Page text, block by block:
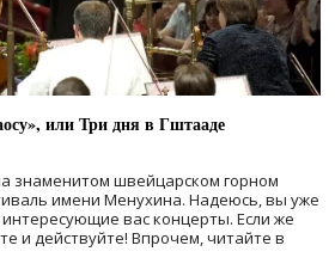
или Три дня в Гштааде
знаменитом швейцарском горном
имени Менухина. Надеюсь, вы уже
вас концерты. Если же
и действуйте! Впрочем, читайте в